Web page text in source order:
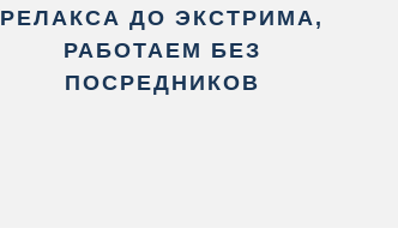
РЕЛАКСА ДО ЭКСТРИМА,
РАБОТАЕМ БЕЗ
ПОСРЕДНИКОВ